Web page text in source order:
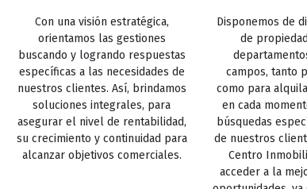
Con una visión estratégica,
orientamos las gestiones
buscando y logrando respuestas
específicas a las necesidades de
nuestros clientes. Así, brindamos
soluciones integrales, para
asegurar el nivel de rentabilidad,
su crecimiento y continuidad para
alcanzar objetivos comerciales.
Disponemos de
de
campos, tanto
como para
en cada
búsquedas
de nuestros
Centro
acceder a la